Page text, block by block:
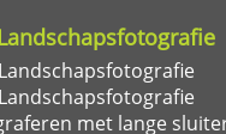
met lange